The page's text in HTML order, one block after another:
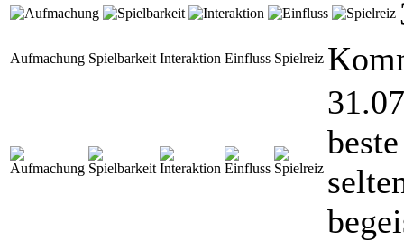
Aufmachung Spielbarkeit Interaktion Einfluss Spielreiz